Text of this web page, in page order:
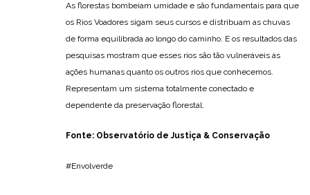
As florestas bombeiam umidade e são fundamentais para que
os Rios Voadores sigam seus cursos e distribuam as chuvas
de forma equilibrada ao longo do caminho. E os resultados das
pesquisas mostram que esses rios são tão vulneráveis às
ações humanas quanto os outros rios que conhecemos.
Representam um sistema totalmente conectado e
dependente da preservação florestal.
Fonte: Observatório de Justiça & Conservação
#Envolverde